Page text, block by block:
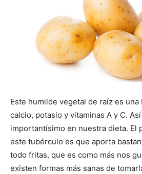
Este humilde vegetal de raíz es
calcio, potasio y vitaminas A y C.
importantísimo en nuestra dieta. El
este tubérculo es que aporta
todo fritas, que es como más nos
existen formas más sanas de